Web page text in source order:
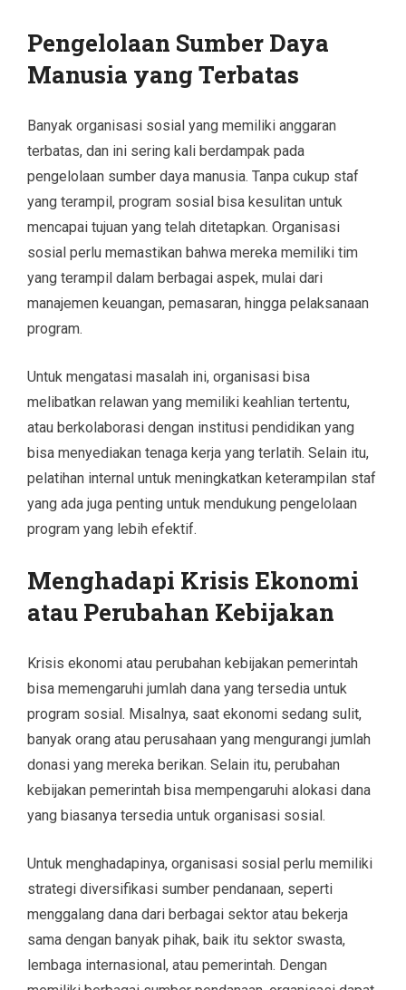
Pengelolaan Sumber Daya
Manusia yang Terbatas
Banyak organisasi sosial yang memiliki anggaran
terbatas, dan ini sering kali berdampak pada
pengelolaan sumber daya manusia. Tanpa cukup staf
yang terampil, program sosial bisa kesulitan untuk
mencapai tujuan yang telah ditetapkan. Organisasi
sosial perlu memastikan bahwa mereka memiliki tim
yang terampil dalam berbagai aspek, mulai dari
manajemen keuangan, pemasaran, hingga pelaksanaan
program.
Untuk mengatasi masalah ini, organisasi bisa
melibatkan relawan yang memiliki keahlian tertentu,
atau berkolaborasi dengan institusi pendidikan yang
bisa menyediakan tenaga kerja yang terlatih. Selain itu,
pelatihan internal untuk meningkatkan keterampilan staf
yang ada juga penting untuk mendukung pengelolaan
program yang lebih efektif.
Menghadapi Krisis Ekonomi
atau Perubahan Kebijakan
Krisis ekonomi atau perubahan kebijakan pemerintah
bisa memengaruhi jumlah dana yang tersedia untuk
program sosial. Misalnya, saat ekonomi sedang sulit,
banyak orang atau perusahaan yang mengurangi jumlah
donasi yang mereka berikan. Selain itu, perubahan
kebijakan pemerintah bisa mempengaruhi alokasi dana
yang biasanya tersedia untuk organisasi sosial.
Untuk menghadapinya, organisasi sosial perlu memiliki
strategi diversifikasi sumber pendanaan, seperti
menggalang dana dari berbagai sektor atau bekerja
sama dengan banyak pihak, baik itu sektor swasta,
lembaga internasional, atau pemerintah. Dengan